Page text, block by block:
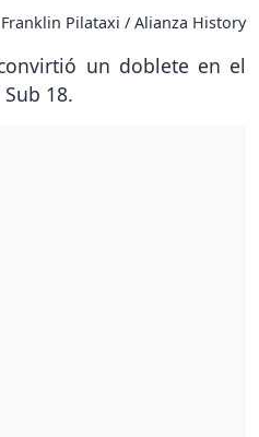
Pilataxi / Alianza History
un doblete en el
18.